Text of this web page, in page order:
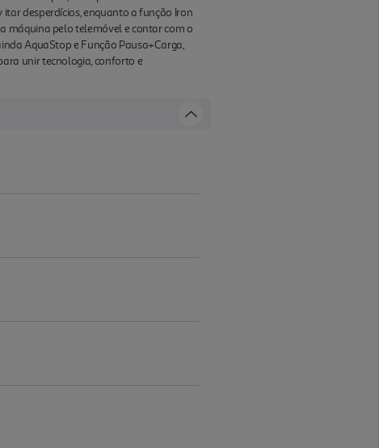
desperdícios, enquanto a função Iron
máquina pelo telemóvel e contar com o
AquaStop e Função Pausa+Carga,
unir tecnologia, conforto e